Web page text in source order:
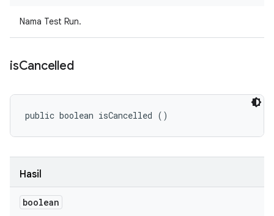
Nama Test Run.
isCancelled
public boolean isCancelled ()
Hasil
boolean